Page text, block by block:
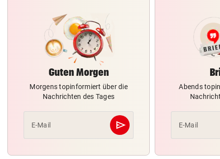
Guten Morgen
Morgens topinformiert über die
Nachrichten des Tages
E-Mail send
Abschicken
Abends
E-Mail